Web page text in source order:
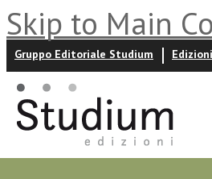
Skip to Main
Gruppo Editoriale Studium